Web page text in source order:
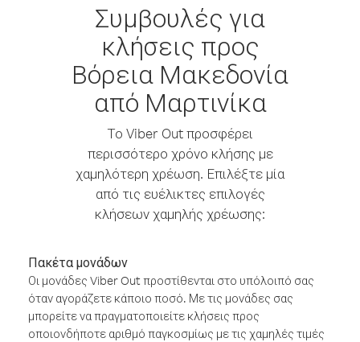
Συμβουλές για
κλήσεις προς
Βόρεια Μακεδονία
από Μαρτινίκα
Το Viber Out προσφέρει
περισσότερο χρόνο κλήσης με
χαμηλότερη χρέωση. Επιλέξτε μία
από τις ευέλικτες επιλογές
κλήσεων χαμηλής χρέωσης:
Πακέτα μονάδων
Οι μονάδες Viber Out προστίθενται στο υπόλοιπό σας
όταν αγοράζετε κάποιο ποσό. Με τις μονάδες σας
μπορείτε να πραγματοποιείτε κλήσεις προς
οποιονδήποτε αριθμό παγκοσμίως με τις χαμηλές τιμές